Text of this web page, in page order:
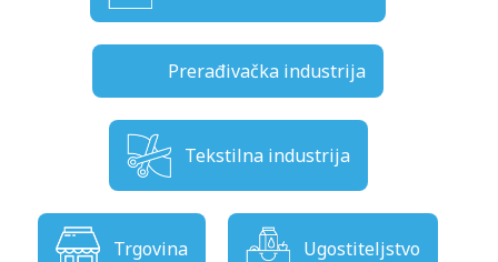
Prerađivačka industrija
Tekstilna industrija
Trgovina Ugostiteljstvo